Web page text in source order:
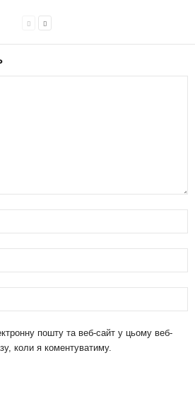
пошту та веб-сайт у цьому веб-
коли я коментуватиму.